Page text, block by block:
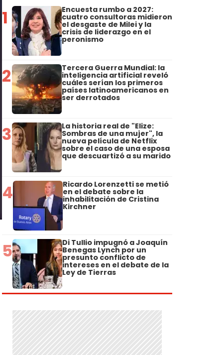
1 Encuesta rumbo a 2027:
cuatro consultoras midieron
el desgaste de Milei y la
crisis de liderazgo en el
peronismo
2 Tercera Guerra Mundial: la
inteligencia artificial reveló
cuáles serían los primeros
países latinoamericanos en
ser derrotados
3 La historia real de "Elize:
Sombras de una mujer", la
nueva película de Netflix
sobre el caso de una esposa
que descuartizó a su marido
4 Ricardo Lorenzetti se metió
en el debate sobre la
inhabilitación de Cristina
Kirchner
5 Di Tullio impugnó a Joaquín
Benegas Lynch por un
presunto conflicto de
intereses en el debate de la
Ley de Tierras